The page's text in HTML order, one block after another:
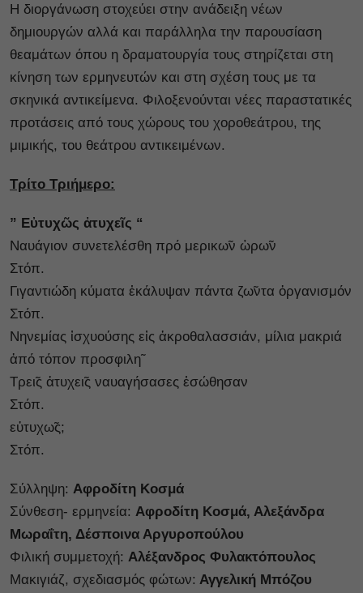
Η διοργάνωση στοχεύει στην ανάδειξη νέων
δημιουργών αλλά και παράλληλα την παρουσίαση
θεαμάτων όπου η δραματουργία τους στηρίζεται στη
κίνηση των ερμηνευτών και στη σχέση τους με τα
σκηνικά αντικείμενα. Φιλοξενούνται νέες παραστατικές
προτάσεις από τους χώρους του χοροθεάτρου, της
μιμικής, του θεάτρου αντικειμένων.
Τρίτο Τριήμερο:
” Εὐτυχῶς ἀτυχεῖς “
Ναυάγιον συνετελέσθη πρό μερικω̃ν ὡρω̃ν
Στόπ.
Γιγαντιώδη κύματα ἐκάλυψαν πάντα ζω̃ντα ὀργανισμόν
Στόπ.
Νηνεμίας ἰσχυούσης εἰς ἀκροθαλασσιάν, μίλια μακριά
ἀπό τόπον προσφιλη̃
Τρει̃ς ἀτυχει̃ς ναυαγήσασες ἐσώθησαν
Στόπ.
εὐτυχω̃ς;
Στόπ.
Σύλληψη: Αφροδίτη Κοσμά
Σύνθεση- ερμηνεία: Αφροδίτη Κοσμά, Αλεξάνδρα
Μωραΐτη, Δέσποινα Αργυροπούλου
Φιλική συμμετοχή: Αλέξανδρος Φυλακτόπουλος
Μακιγιάζ, σχεδιασμός φώτων: Αγγελική Μπόζου